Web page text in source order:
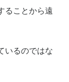
ることから遠
いるのではな